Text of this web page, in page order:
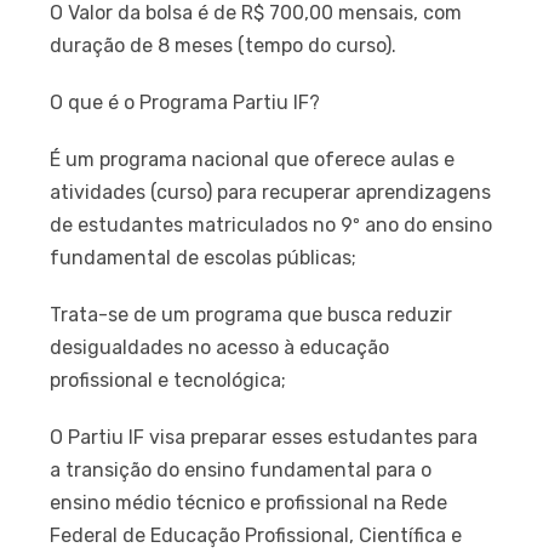
O Valor da bolsa é de R$ 700,00 mensais, com
duração de 8 meses (tempo do curso).
O que é o Programa Partiu IF?
É um programa nacional que oferece aulas e
atividades (curso) para recuperar aprendizagens
de estudantes matriculados no 9º ano do ensino
fundamental de escolas públicas;
Trata-se de um programa que busca reduzir
desigualdades no acesso à educação
profissional e tecnológica;
O Partiu IF visa preparar esses estudantes para
a transição do ensino fundamental para o
ensino médio técnico e profissional na Rede
Federal de Educação Profissional, Científica e